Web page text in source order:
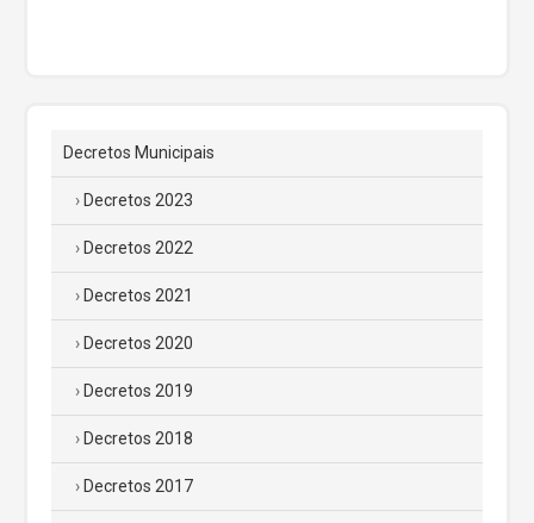
Decretos Municipais
Decretos 2023
Decretos 2022
Decretos 2021
Decretos 2020
Decretos 2019
Decretos 2018
Decretos 2017